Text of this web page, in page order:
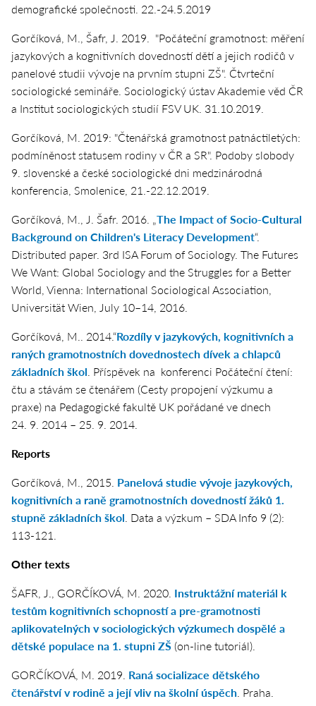
demografické společnosti. 22.-24.5.2019
Gorčíková, M., Šafr, J. 2019. "Počáteční gramotnost: měření
jazykových a kognitivních dovedností dětí a jejich rodičů v
panelové studii vývoje na prvním stupni ZŠ". Čtvrteční
sociologické semináře. Sociologický ústav Akademie věd ČR
a Institut sociologických studií FSV UK. 31.10.2019.
Gorčíková, M. 2019: "Čtenářská gramotnost patnáctiletých:
podmíněnost statusem rodiny v ČR a SR". Podoby slobody
9. slovenské a české sociologické dni medzinárodná
konferencia, Smolenice, 21.-22.12.2019.
Gorčíková, M., J. Šafr. 2016. „The Impact of Socio-Cultural
Background on Children's Literacy Development“.
Distributed paper. 3rd ISA Forum of Sociology. The Futures
We Want: Global Sociology and the Struggles for a Better
World, Vienna: International Sociological Association,
Universität Wien, July 10–14, 2016.
Gorčíková, M.. 2014.“Rozdíly v jazykových, kognitivních a
raných gramotnostních dovednostech dívek a chlapců
základních škol. Příspěvek na konferenci Počáteční čtení:
čtu a stávám se čtenářem (Cesty propojení výzkumu a
praxe) na Pedagogické fakultě UK pořádané ve dnech
24. 9. 2014 – 25. 9. 2014.
Reports
Gorčíková, M., 2015. Panelová studie vývoje jazykových,
kognitivních a raně gramotnostních dovedností žáků 1.
stupně základních škol. Data a výzkum – SDA Info 9 (2):
113-121.
Other texts
ŠAFR, J., GORČÍKOVÁ, M. 2020. Instruktážní materiál k
testům kognitivních schopností a pre-gramotnosti
aplikovatelných v sociologických výzkumech dospělé a
dětské populace na 1. stupni ZŠ(on-line tutoriál).
GORČÍKOVÁ, M. 2019. Raná socializace dětského
čtenářství v rodině a její vliv na školní úspěch. Praha.